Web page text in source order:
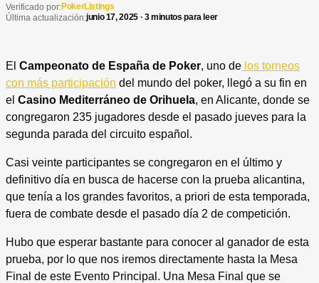
Verificado por:PokerListings
Última actualización:junio 17, 2025 · 3 minutos para leer
El Campeonato de España de Poker, uno de los torneos
con más participación del mundo del poker, llegó a su fin en
el Casino Mediterráneo de Orihuela, en Alicante, donde se
congregaron 235 jugadores desde el pasado jueves para la
segunda parada del circuito español.
Casi veinte participantes se congregaron en el último y
definitivo día en busca de hacerse con la prueba alicantina,
que tenía a los grandes favoritos, a priori de esta temporada,
fuera de combate desde el pasado día 2 de competición.
Hubo que esperar bastante para conocer al ganador de esta
prueba, por lo que nos iremos directamente hasta la Mesa
Final de este Evento Principal. Una Mesa Final que se